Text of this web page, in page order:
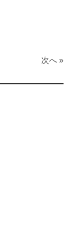
次へ »